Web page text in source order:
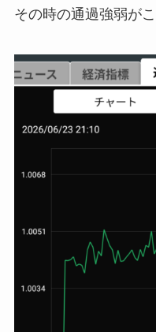
その時の通過強弱が